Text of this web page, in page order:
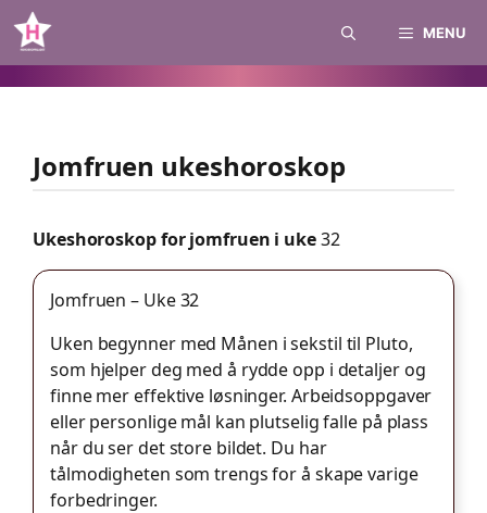
Skip
content
MENU
Jomfruen ukeshoroskop
Ukeshoroskop for jomfruen i uke32
Jomfruen – Uke 32
Uken begynner med Månen i sekstil til Pluto,
som hjelper deg med å rydde opp i detaljer og
finne mer effektive løsninger. Arbeidsoppgaver
eller personlige mål kan plutselig falle på plass
når du ser det store bildet. Du har
tålmodigheten som trengs for å skape varige
forbedringer.